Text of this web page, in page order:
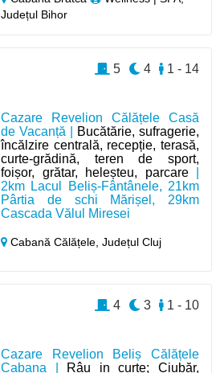
Județul Bihor
Cazare Revelion Călățele Casă
de Vacanță |
Bucătărie, sufragerie,
încălzire centrală, recepție, terasă,
curte-grădină, teren de sport,
foișor, grătar, heleșteu, parcare|
2km Lacul Beliș-Fântânele, 21km
Pârtia de schi Mărișel, 29km
Cascada Vălul Miresei
Cabană Călățele,Județul Cluj
1 - 14
4
5
Cazare Revelion Beliș Călățele
Cabana |
Râu in curte; Ciubăr,
1 - 10
3
4